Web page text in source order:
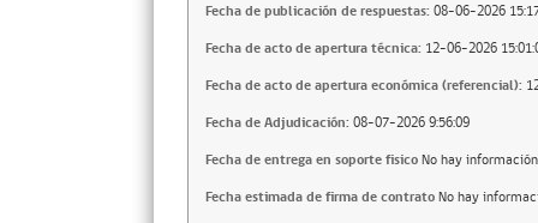
Fecha de publicación de respuestas: 08-06-2026
Fecha de acto de apertura técnica: 12-06-2026
Fecha de acto de apertura económica (referencial):
Fecha de Adjudicación: 08-07-2026 9:56:09
Fecha de entrega en soporte fisicoNo hay información
Fecha estimada de firma de contratoNo hay